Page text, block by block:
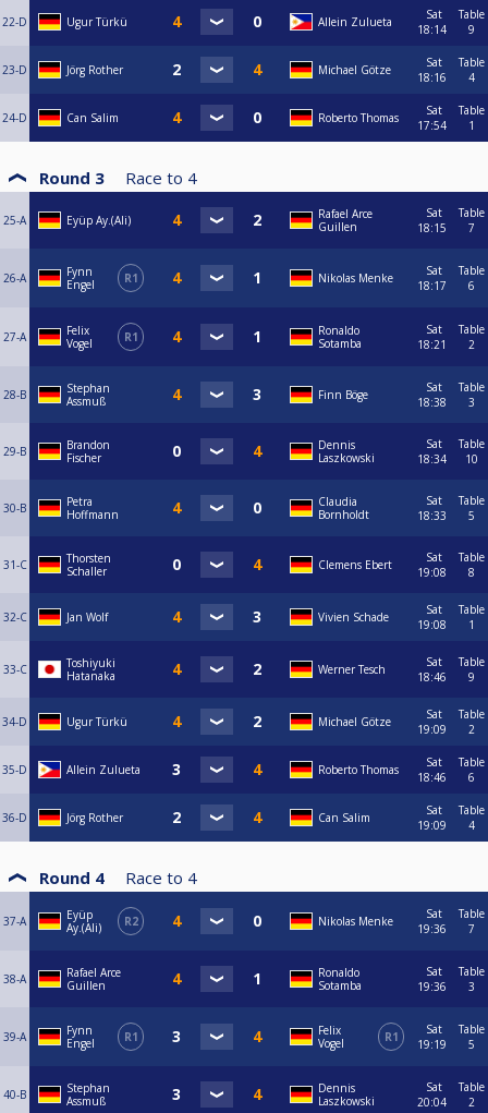
22-D Ugur Türkü Allein Zulueta
Sat
18:14
Table
9
23-D Jörg Rother Michael Götze
Sat
18:16
Table
4
24-D Can Salim Roberto Thomas
Sat
17:54
Table
1
Round 3 Race to 4
25-A Eyüp Ay.(Ali)
Rafael Arce
Guillen
Sat
18:15
Table
7
26-A
Fynn
Engel
R1 Nikolas Menke
Sat
18:17
Table
6
27-A
Felix
Vogel
R1
Ronaldo
Sotamba
Sat
18:21
Table
2
28-B
Stephan
Assmuß
Finn Böge
Sat
18:38
Table
3
29-B
Brandon
Fischer
Dennis
Laszkowski
Sat
18:34
Table
10
30-B
Petra
Hoffmann
Claudia
Bornholdt
Sat
18:33
Table
5
31-C
Thorsten
Schaller
Clemens Ebert
Sat
19:08
Table
8
32-C Jan Wolf Vivien Schade
Sat
19:08
Table
1
33-C
Toshiyuki
Hatanaka
Werner Tesch
Sat
18:46
Table
9
34-D Ugur Türkü Michael Götze
Sat
19:09
Table
2
35-D Allein Zulueta Roberto Thomas
Sat
18:46
Table
6
36-D Jörg Rother Can Salim
Sat
19:09
Table
4
Round 4 Race to 4
37-A
Eyüp
Ay.(Ali)
R2 Nikolas Menke
Sat
19:36
Table
7
38-A
Rafael Arce
Guillen
Ronaldo
Sotamba
Sat
19:36
Table
3
39-A
Fynn
Engel
R1
Felix
Vogel
R1
Sat
19:19
Table
5
40-B
Stephan
Assmuß
Dennis
Laszkowski
Sat
20:04
Table
2